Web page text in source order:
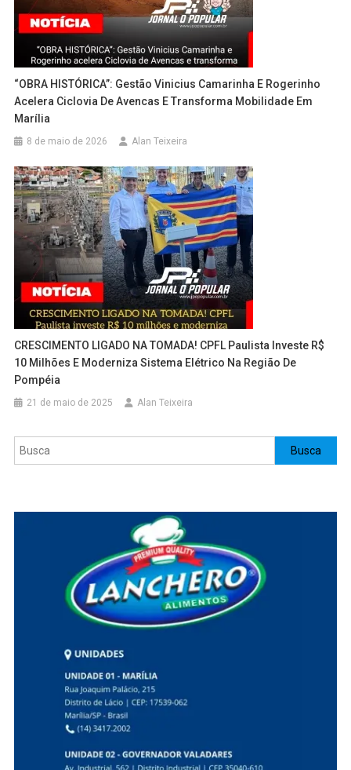
“OBRA HISTÓRICA”: Gestão Vinicius Camarinha E Rogerinho
Acelera Ciclovia De Avencas E Transforma Mobilidade Em
Marília
8 de maio de 2026 Alan Teixeira
CRESCIMENTO LIGADO NA TOMADA! CPFL Paulista Investe R$
10 Milhões E Moderniza Sistema Elétrico Na Região De
Pompéia
21 de maio de 2025 Alan Teixeira
Pesquisar Busca